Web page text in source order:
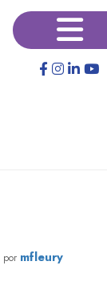
×
por mfleury